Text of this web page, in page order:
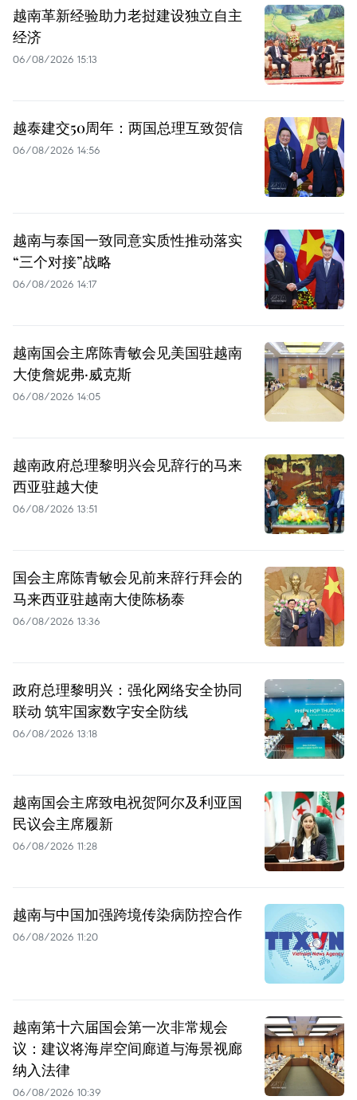
越南革新经验助力老挝建设独立自主
经济
06/08/2026 15:13
越泰建交50周年：两国总理互致贺信
06/08/2026 14:56
越南与泰国一致同意实质性推动落实
“三个对接”战略
06/08/2026 14:17
越南国会主席陈青敏会见美国驻越南
大使詹妮弗·威克斯
06/08/2026 14:05
越南政府总理黎明兴会见辞行的马来
西亚驻越大使
06/08/2026 13:51
国会主席陈青敏会见前来辞行拜会的
马来西亚驻越南大使陈杨泰
06/08/2026 13:36
政府总理黎明兴：强化网络安全协同
联动 筑牢国家数字安全防线
06/08/2026 13:18
越南国会主席致电祝贺阿尔及利亚国
民议会主席履新
06/08/2026 11:28
越南与中国加强跨境传染病防控合作
06/08/2026 11:20
越南第十六届国会第一次非常规会
议：建议将海岸空间廊道与海景视廊
纳入法律
06/08/2026 10:39